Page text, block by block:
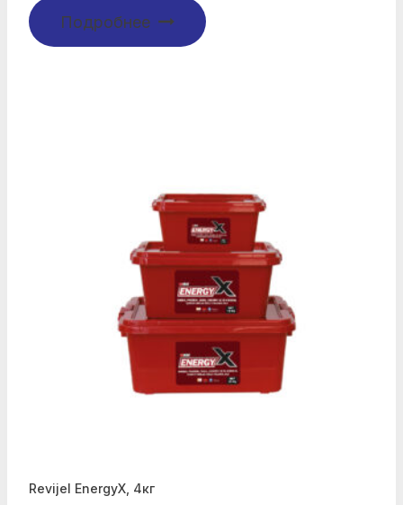
Подробнее
Revijel EnergyX, 4кг